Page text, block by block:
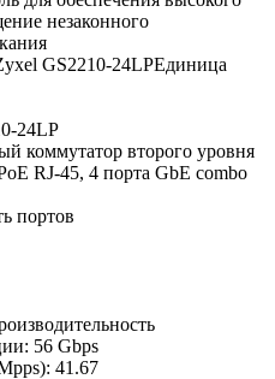
незаконного
GS2210-24LPЕдиница
24LP
коммутатор второго уровня
RJ-45, 4 порта GbE combo
портов
56 Gbps
41.67